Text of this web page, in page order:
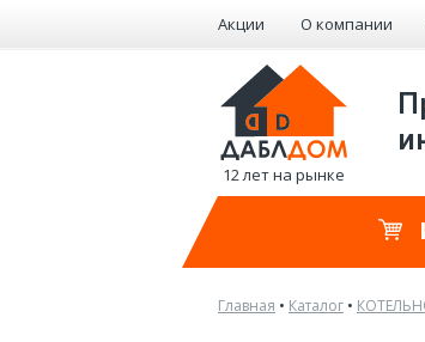
Акции О компании
12 лет на рынке
Главная • Каталог •